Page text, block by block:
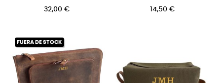
32,00 € 14,50 €
FUERA DE STOCK